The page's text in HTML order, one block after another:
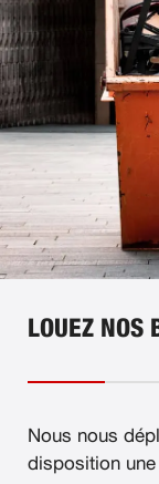
LOUEZ
Nous nous
disposition